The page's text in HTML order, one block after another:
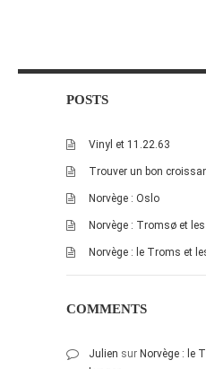
POSTS
Vinyl et 11.22.63
Trouver un bon
Norvège : Oslo
Norvège : Tromsø et
Norvège : le Troms et
COMMENTS
Julien sur Norvège : le